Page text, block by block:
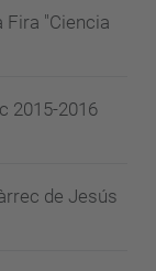
Fira "Ciencia
2015-2016
de Jesús